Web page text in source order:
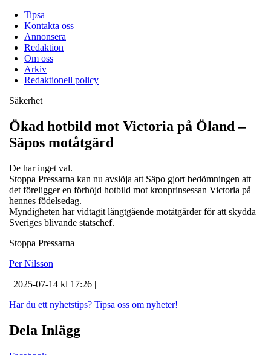
Tipsa
Kontakta oss
Annonsera
Redaktion
Om oss
Arkiv
Redaktionell policy
Säkerhet
Ökad hotbild mot Victoria på Öland –
Säpos motåtgärd
De har inget val.
Stoppa Pressarna kan nu avslöja att Säpo gjort bedömningen att
det föreligger en förhöjd hotbild mot kronprinsessan Victoria på
hennes födelsedag.
Myndigheten har vidtagit långtgående motåtgärder för att skydda
Sveriges blivande statschef.
Stoppa Pressarna
Per Nilsson
| 2025-07-14 kl 17:26 |
Har du ett nyhetstips? Tipsa oss om nyheter!
Dela Inlägg